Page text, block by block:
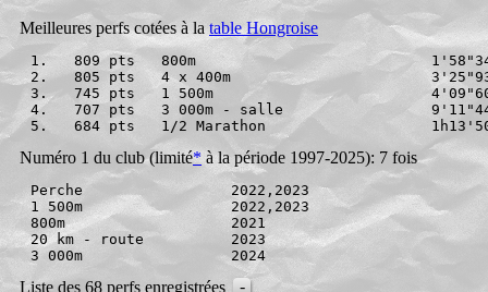
Meilleures perfs cotées à la table Hongroise
1.   809 pts   800m
2.   805 pts   4 x 400m
3.   745 pts   1 500m
4.   707 pts   3 000m - salle
5.   684 pts   1/2 Marathon
Numéro 1 du club (limité* à la période 1997-2025): 7 fois
Perche                 2022,2023
1 500m                 2022,2023
800m                   2021
20 km - route          2023
Liste des 68 perfs enregistrées -